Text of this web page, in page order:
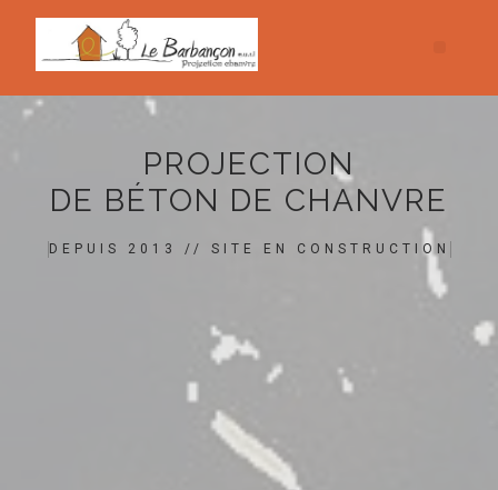
PROJECTION
DE BÉTON DE CHANVRE
DEPUIS 2013 // SITE EN CONSTRUCTION